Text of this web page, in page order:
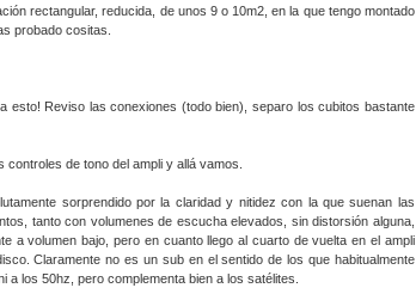
rectangular, reducida, de unos 9 o 10m2, en la que tengo montado
probado cositas.
esto! Reviso las conexiones (todo bien), separo los cubitos bastante
de tono del ampli y allá vamos.
sorprendido por la claridad y nitidez con la que suenan las
tanto con volumenes de escucha elevados, sin distorsión alguna,
a volumen bajo, pero en cuanto llego al cuarto de vuelta en el ampli
Claramente no es un sub en el sentido de los que habitualmente
a los 50hz, pero complementa bien a los satélites.